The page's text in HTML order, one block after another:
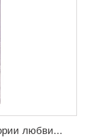
любви...